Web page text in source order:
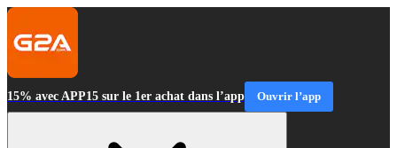
15% avec APP15 sur le 1er achat dans l’app Ouvrir l’app